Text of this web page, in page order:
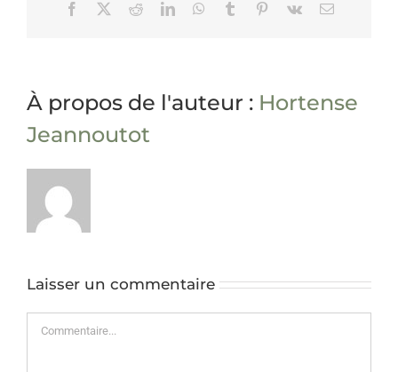
Facebook RedditLinkedInWhatsApp
Tumblr Pinterest
Vk Email
À propos de l'auteur : Hortense
Jeannoutot
Laisser un commentaire